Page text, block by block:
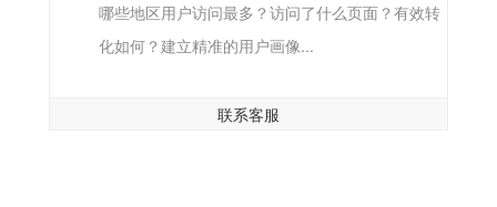
哪些地区用户访问最多？访问了什么页面？有效转
化如何？建立精准的用户画像...
联系客服